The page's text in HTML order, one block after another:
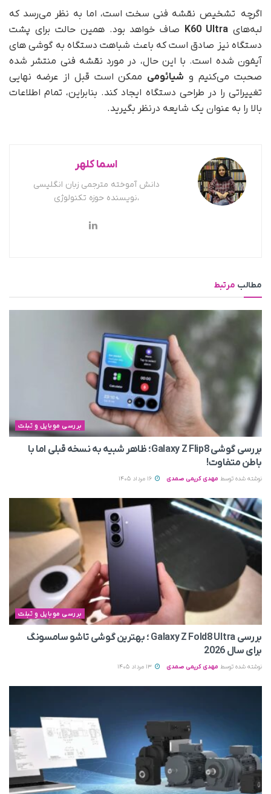
اگرچه تشخیص نقشه فنی سخت است، اما به نظر می‌رسد که
لبه‌های K60 Ultra صاف خواهد بود. همین حالت برای پشت
دستگاه نیز صادق است که باعث شباهت دستگاه به گوشی های
آیفون‌ شده است. با این حال، در مورد نقشه فنی منتشر شده
صحبت می‌کنیم و شیائومی ممکن است قبل از عرضه نهایی
تغییراتی را در طراحی دستگاه ایجاد کند. بنابراین، تمام اطلاعات
بالا را به عنوان یک شایعه درنظر بگیرید.
اسما کلهر
دانش آموخته مترجمی زبان انگلیسی
،نویسنده حوزه تکنولوژی
مطالب مرتبط
بررسی موبایل و تبلت
بررسی گوشی Galaxy Z Flip8؛ ظاهر شبیه به نسخه قبلی اما با
باطن متفاوت!
نوشته شده توسط مهدی کریمی صمدی
بررسی موبایل و تبلت
بررسی Galaxy Z Fold8 Ultra ؛ بهترین گوشی تاشو سامسونگ
برای سال 2026
نوشته شده توسط مهدی کریمی صمدی